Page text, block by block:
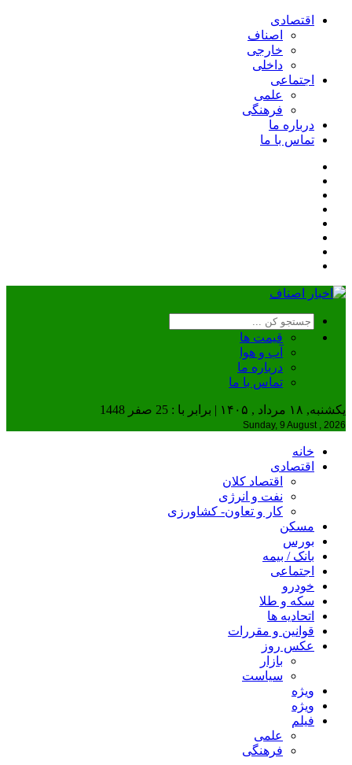
اقتصادی
اصناف
خارجی
داخلی
اجتماعی
علمی
فرهنگی
درباره ما
تماس با ما
قیمت ها
آب و هوا
درباره ما
تماس با ما
یکشنبه, ۱۸ مرداد , ۱۴۰۵ | برابر با : 25 صفر 1448
Sunday, 9 August , 2026
خانه
اقتصادی
اقتصاد کلان
نفت و انرژی
کار و تعاون- کشاورزی
مسکن
بورس
بانک / بیمه
اجتماعی
خودرو
سکه و طلا
اتحادیه ها
قوانین و مقررات
عکس روز
بازار
سیاست
ویژه
ویژه
فیلم
علمی
فرهنگی